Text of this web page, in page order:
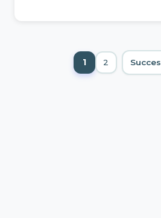
Paginazione
1 2